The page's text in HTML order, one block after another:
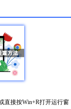
直接按Win+R打开运行窗